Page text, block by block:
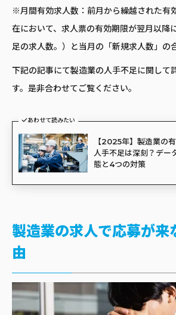
※月間有効求人数：前月から繰越された有
在において、求人票の有効期限が翌月以降
足の求人数。）と当月の「新規求人数」の
下記の記事にて製造業の人手不足に関して
す。是非合わせてご覧ください。
あわせて読みたい
【2025年】製造業の
人手不足は深刻？デー
態と4つの対策
製造業の求人で応募が来
由